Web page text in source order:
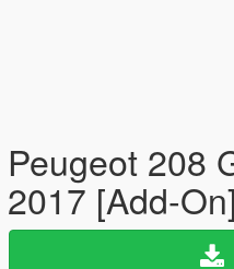
Peugeot 208
2017 [Add-On]